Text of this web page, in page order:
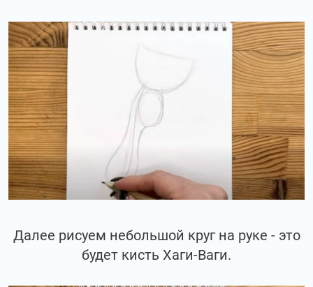
Далее рисуем небольшой круг на руке - это
будет кисть Хаги-Ваги.